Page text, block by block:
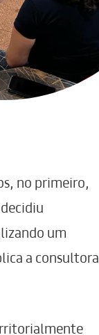
no primeiro,
um
a consultora